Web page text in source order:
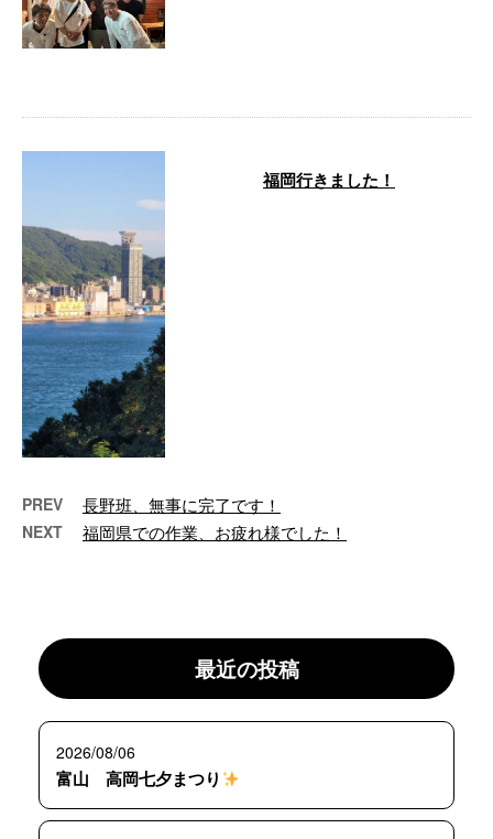
福岡行きました！
PREV 長野班、無事に完了です！
NEXT 福岡県での作業、お疲れ様でした！
最近の投稿
2026/08/06
富山 高岡七夕まつり